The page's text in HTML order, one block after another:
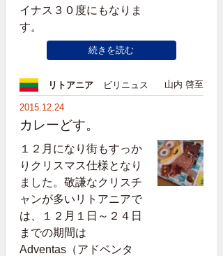
イナス３０度にもなりま
す。
続きを読む
リトアニア ビリニュス 山内 啓至
2015.12.24
カレーどす。
１２月になり街もすっか
りクリスマス仕様となり
ました。敬謙なクリスチ
ャンが多いリトアニアで
は、１２月１日～２４日
までの期間は
Adventas（アドベンタ